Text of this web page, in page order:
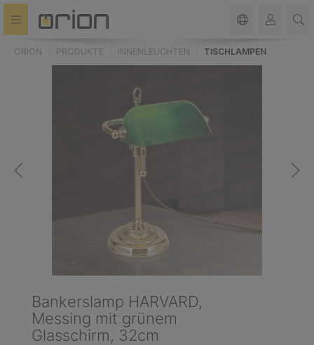
springen
ORION PRODUKTE INNENLEUCHTEN TISCHLAMPEN
Bankerslamp HARVARD,
Messing mit grünem
Glasschirm, 32cm